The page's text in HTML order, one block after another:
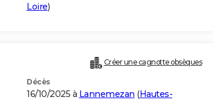
Loire)
Créer une cagnotte obsèques
Décès
16/10/2025 à Lannemezan (Hautes-